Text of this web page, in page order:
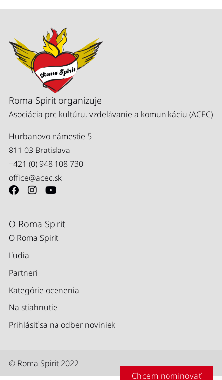
Roma Spirit organizuje
Asociácia pre kultúru, vzdelávanie a komunikáciu (ACEC)
Hurbanovo námestie 5
811 03 Bratislava
+421 (0) 948 108 730
office@acec.sk
O Roma Spirit
O Roma Spirit
Ľudia
Partneri
Kategórie ocenenia
Na stiahnutie
Prihlásiť sa na odber noviniek
© Roma Spirit 2022
Chcem nominovať